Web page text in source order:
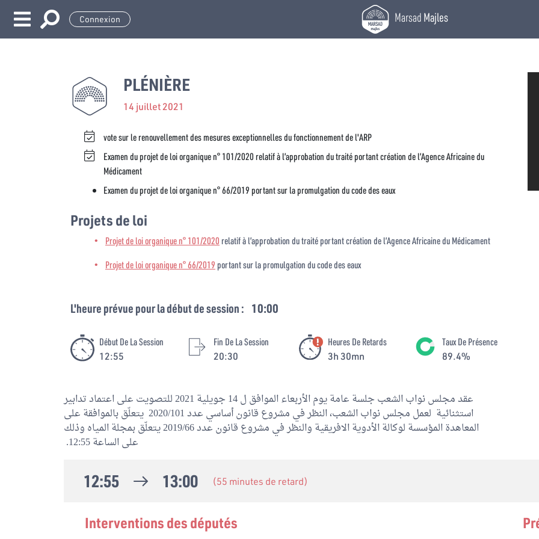
Connexion MarsadMajles
PLÉNIÈRE
14 juillet 2021
vote sur le renouvellement des mesures exceptionnelles du fonctionnement de l'ARP
Examen du projet de loi organique n° 101/2020 relatif à l’approbation du traité portant création de l’Agence Africaine du
Médicament
Examen du projet de loi organique n° 66/2019 portant sur la promulgation du code des eaux
Projets de loi
Projet de loi organique n° 101/2020relatif à l’approbation du traité portant création de l’Agence Africaine du Médicament
Projet de loi organique n° 66/2019portant sur la promulgation du code des eaux
L'heure prévue pour la début de session : 10:00
Début De La Session
12:55
Fin De La Session
20:30
Heures De Retards
3h 30mn
Taux De Présence
89.4%
عقد مجلس نواب الشعب جلسة عامة يوم الأربعاء الموافق ل 14 جويلية 2021 للتصويت على اعتماد تدابير
استثنائية لعمل مجلس نواب الشعب، النظر في مشروع قانون أساسي عدد 2020/101 يتعلّق بالموافقة على
المعاهدة المؤسسة لوكالة الأدوية الافريقية والنظر في مشروع قانون عدد 2019/66 يتعلّق بمجلة المياه وذلك
على الساعة 12:55.
12:55 13:00 (55 minutes de retard)
Interventions des députés